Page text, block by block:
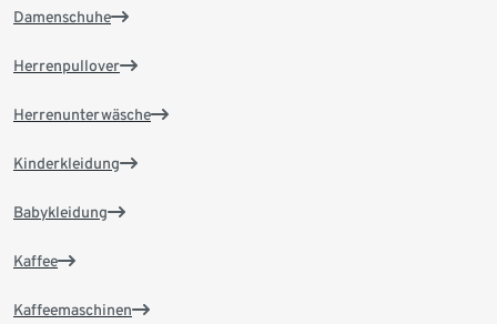
Damenschuhe
Herrenpullover
Herrenunterwäsche
Kinderkleidung
Babykleidung
Kaffee
Kaffeemaschinen